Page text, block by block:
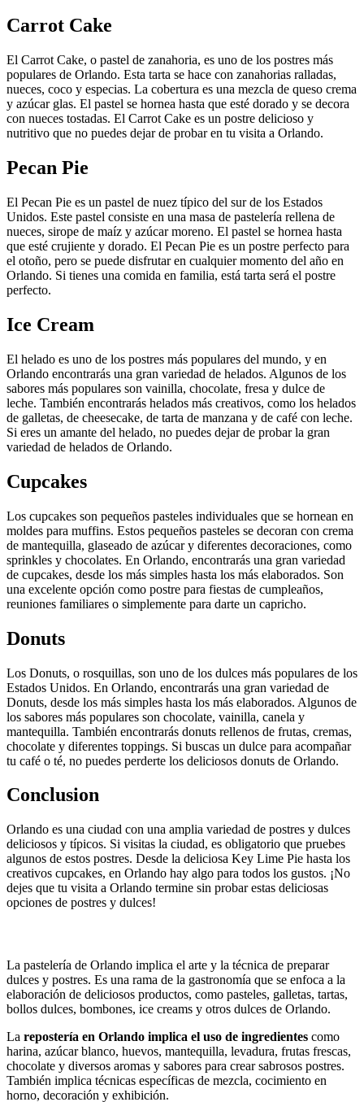
Carrot Cake
El Carrot Cake, o pastel de zanahoria, es uno de los postres más
populares de Orlando. Esta tarta se hace con zanahorias ralladas,
nueces, coco y especias. La cobertura es una mezcla de queso crema
y azúcar glas. El pastel se hornea hasta que esté dorado y se decora
con nueces tostadas. El Carrot Cake es un postre delicioso y
nutritivo que no puedes dejar de probar en tu visita a Orlando.
Pecan Pie
El Pecan Pie es un pastel de nuez típico del sur de los Estados
Unidos. Este pastel consiste en una masa de pastelería rellena de
nueces, sirope de maíz y azúcar moreno. El pastel se hornea hasta
que esté crujiente y dorado. El Pecan Pie es un postre perfecto para
el otoño, pero se puede disfrutar en cualquier momento del año en
Orlando. Si tienes una comida en familia, está tarta será el postre
perfecto.
Ice Cream
El helado es uno de los postres más populares del mundo, y en
Orlando encontrarás una gran variedad de helados. Algunos de los
sabores más populares son vainilla, chocolate, fresa y dulce de
leche. También encontrarás helados más creativos, como los helados
de galletas, de cheesecake, de tarta de manzana y de café con leche.
Si eres un amante del helado, no puedes dejar de probar la gran
variedad de helados de Orlando.
Cupcakes
Los cupcakes son pequeños pasteles individuales que se hornean en
moldes para muffins. Estos pequeños pasteles se decoran con crema
de mantequilla, glaseado de azúcar y diferentes decoraciones, como
sprinkles y chocolates. En Orlando, encontrarás una gran variedad
de cupcakes, desde los más simples hasta los más elaborados. Son
una excelente opción como postre para fiestas de cumpleaños,
reuniones familiares o simplemente para darte un capricho.
Donuts
Los Donuts, o rosquillas, son uno de los dulces más populares de los
Estados Unidos. En Orlando, encontrarás una gran variedad de
Donuts, desde los más simples hasta los más elaborados. Algunos de
los sabores más populares son chocolate, vainilla, canela y
mantequilla. También encontrarás donuts rellenos de frutas, cremas,
chocolate y diferentes toppings. Si buscas un dulce para acompañar
tu café o té, no puedes perderte los deliciosos donuts de Orlando.
Conclusion
Orlando es una ciudad con una amplia variedad de postres y dulces
deliciosos y típicos. Si visitas la ciudad, es obligatorio que pruebes
algunos de estos postres. Desde la deliciosa Key Lime Pie hasta los
creativos cupcakes, en Orlando hay algo para todos los gustos. ¡No
dejes que tu visita a Orlando termine sin probar estas deliciosas
opciones de postres y dulces!
La pastelería de Orlando implica el arte y la técnica de preparar
dulces y postres. Es una rama de la gastronomía que se enfoca a la
elaboración de deliciosos productos, como pasteles, galletas, tartas,
bollos dulces, bombones, ice creams y otros dulces de Orlando.
La repostería en Orlando implica el uso de ingredientes como
harina, azúcar blanco, huevos, mantequilla, levadura, frutas frescas,
chocolate y diversos aromas y sabores para crear sabrosos postres.
También implica técnicas específicas de mezcla, cocimiento en
horno, decoración y exhibición.